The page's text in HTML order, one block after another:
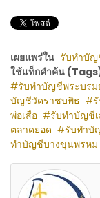
เผยแพร่ใน รับทำบั
ใช้แท็กคำค้น
รับทำบัญชีพระบรม
บัญชีวัดราชบพิธ
พ่อเสือ
รับทำบัญชี
ตลาดยอด
รับทำบั
ทำบัญชีบางขุนพรหม